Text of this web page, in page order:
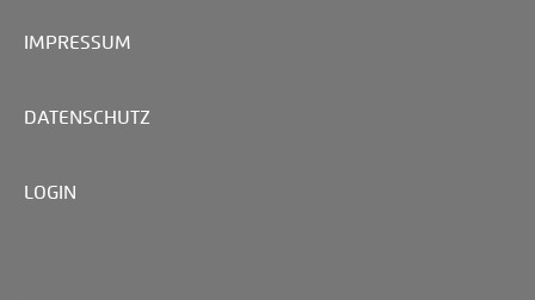
IMPRESSUM
DATENSCHUTZ
LOGIN